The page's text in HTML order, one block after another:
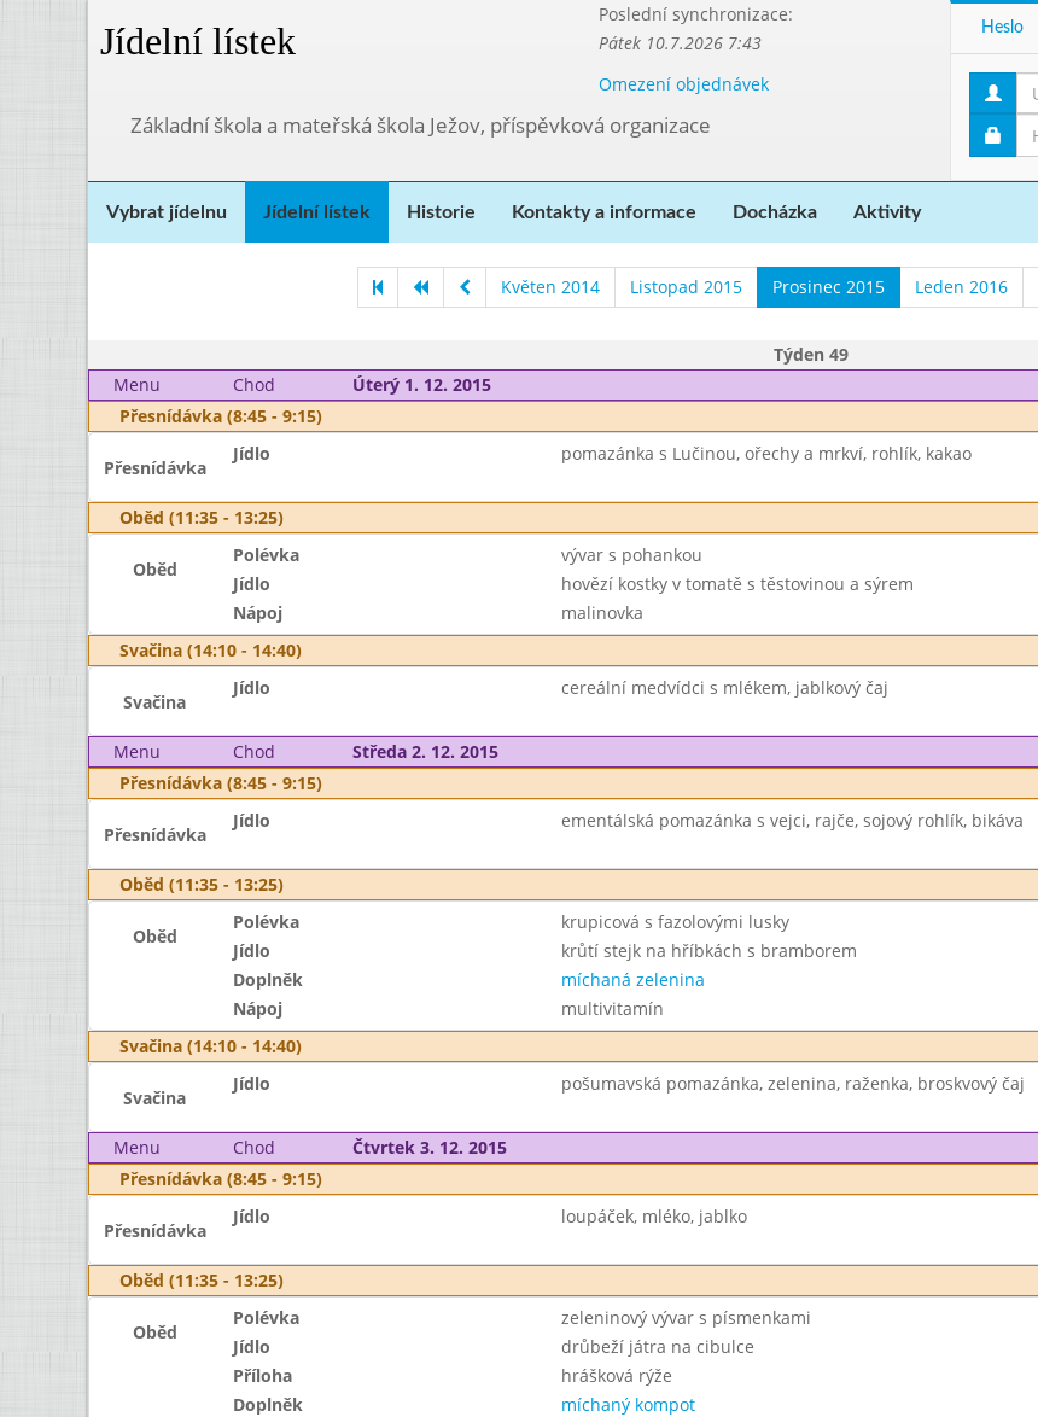
Jídelní lístek
Poslední synchronizace:
Pátek 10.7.2026 7:43
Omezení objednávek
Základní škola a mateřská škola Ježov, příspěvková organizace
Heslo
Vybrat jídelnu Jídelní lístek Historie Kontakty a informace Docházka Aktivity
Květen 2014 Listopad 2015 Prosinec 2015 Leden 2016
Týden 49
Menu
Chod Úterý 1. 12. 2015
Přesnídávka (8:45 - 9:15)
Přesnídávka
Jídlo pomazánka s Lučinou, ořechy a mrkví, rohlík, kakao
Oběd (11:35 - 13:25)
Oběd
Polévka vývar s pohankou
Jídlo
hovězí kostky v tomatě s těstovinou a sýrem
Nápoj
malinovka
Svačina (14:10 - 14:40)
Svačina
Jídlo cereální medvídci s mlékem, jablkový čaj
Menu Chod Středa 2. 12. 2015
Přesnídávka (8:45 - 9:15)
Přesnídávka
Jídlo ementálská pomazánka s vejci, rajče, sojový rohlík, bikáva
Oběd (11:35 - 13:25)
Oběd
Polévka krupicová s fazolovými lusky
Jídlo
krůtí stejk na hříbkách s bramborem
Doplněk
míchaná zelenina
Nápoj
multivitamín
Svačina (14:10 - 14:40)
Svačina
Jídlo pošumavská pomazánka, zelenina, raženka, broskvový čaj
Menu Chod Čtvrtek 3. 12. 2015
Přesnídávka (8:45 - 9:15)
Přesnídávka
Jídlo loupáček, mléko, jablko
Oběd (11:35 - 13:25)
Oběd
Polévka zeleninový vývar s písmenkami
Jídlo
drůbeží játra na cibulce
Příloha
hrášková rýže
Doplněk
míchaný kompot